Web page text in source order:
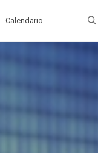
Calendario